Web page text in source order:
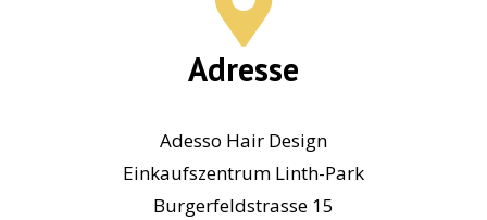
Adresse
Adesso Hair Design
Einkaufszentrum Linth-Park
Burgerfeldstrasse 15